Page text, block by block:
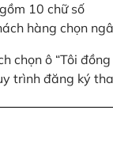
10 chữ số
hàng chọn
chọn ô “Tôi
trình đăng ký